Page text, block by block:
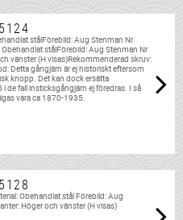
stålFörebild: Aug Stenman Nr
stålFörebild: Aug Stenman Nr
vänster (H visas)Rekommenderad skruv:
Detta gångjärn är ej historiskt eftersom
knopp. Det kan dock ersätta
de fall insticksgångjärn ej föredras. I så
vara ca 1870-1935.
Obehandlat stål Förebild: Aug
Höger och vänster (H visas)